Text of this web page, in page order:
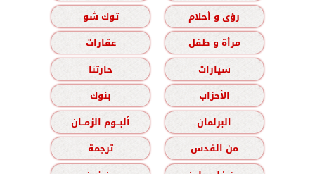
رؤى و أحلام
توك شو
مرأة و طفل
عقارات
سيارات
حارتنا
الأحزاب
بنوك
البرلمان
ألبــوم الزمــان
من القدس
ترجمة